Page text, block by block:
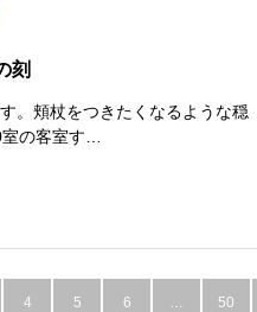
刻
。頬杖をつきたくなるような穏
の客室す…
4 5 6 … 50